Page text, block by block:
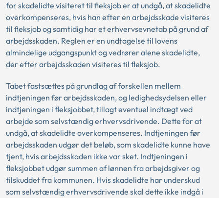
for skadelidte visiteret til fleksjob er at undgå, at skadelidte
overkompenseres, hvis han efter en arbejdsskade visiteres
til fleksjob og samtidig har et erhvervsevnetab på grund af
arbejdsskaden. Reglen er en undtagelse til lovens
almindelige udgangspunkt og vedrører alene skadelidte,
der efter arbejdsskaden visiteres til fleksjob.
Tabet fastsættes på grundlag af forskellen mellem
indtjeningen før arbejdsskaden, og ledighedsydelsen eller
indtjeningen i fleksjobbet, tillagt eventuel indtægt ved
arbejde som selvstændig erhvervsdrivende. Dette for at
undgå, at skadelidte overkompenseres. Indtjeningen før
arbejdsskaden udgør det beløb, som skadelidte kunne have
tjent, hvis arbejdsskaden ikke var sket. Indtjeningen i
fleksjobbet udgør summen af lønnen fra arbejdsgiver og
tilskuddet fra kommunen. Hvis skadelidte har underskud
som selvstændig erhvervsdrivende skal dette ikke indgå i